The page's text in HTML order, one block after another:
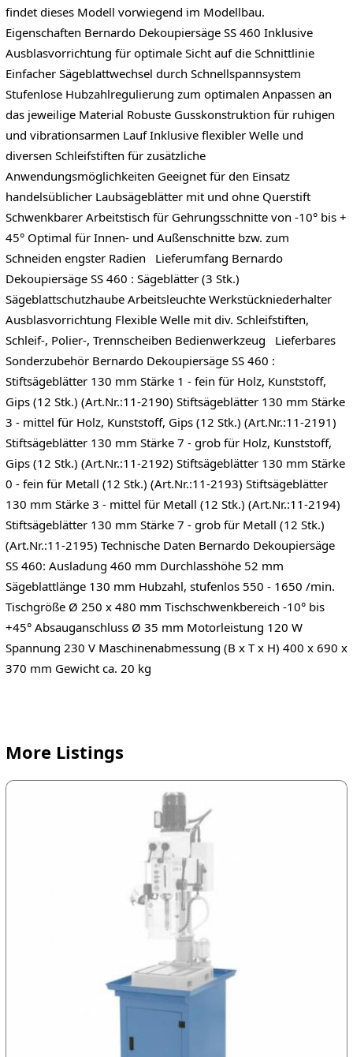
findet dieses Modell vorwiegend im Modellbau.
Eigenschaften Bernardo Dekoupiersäge SS 460 Inklusive
Ausblasvorrichtung für optimale Sicht auf die Schnittlinie
Einfacher Sägeblattwechsel durch Schnellspannsystem
Stufenlose Hubzahlregulierung zum optimalen Anpassen an
das jeweilige Material Robuste Gusskonstruktion für ruhigen
und vibrationsarmen Lauf Inklusive flexibler Welle und
diversen Schleifstiften für zusätzliche
Anwendungsmöglichkeiten Geeignet für den Einsatz
handelsüblicher Laubsägeblätter mit und ohne Querstift
Schwenkbarer Arbeitstisch für Gehrungsschnitte von -10° bis +
45° Optimal für Innen- und Außenschnitte bzw. zum
Schneiden engster Radien Lieferumfang Bernardo
Dekoupiersäge SS 460 : Sägeblätter (3 Stk.)
Sägeblattschutzhaube Arbeitsleuchte Werkstückniederhalter
Ausblasvorrichtung Flexible Welle mit div. Schleifstiften,
Schleif-, Polier-, Trennscheiben Bedienwerkzeug Lieferbares
Sonderzubehör Bernardo Dekoupiersäge SS 460 :
Stiftsägeblätter 130 mm Stärke 1 - fein für Holz, Kunststoff,
Gips (12 Stk.) (Art.Nr.:11-2190) Stiftsägeblätter 130 mm Stärke
3 - mittel für Holz, Kunststoff, Gips (12 Stk.) (Art.Nr.:11-2191)
Stiftsägeblätter 130 mm Stärke 7 - grob für Holz, Kunststoff,
Gips (12 Stk.) (Art.Nr.:11-2192) Stiftsägeblätter 130 mm Stärke
0 - fein für Metall (12 Stk.) (Art.Nr.:11-2193) Stiftsägeblätter
130 mm Stärke 3 - mittel für Metall (12 Stk.) (Art.Nr.:11-2194)
Stiftsägeblätter 130 mm Stärke 7 - grob für Metall (12 Stk.)
(Art.Nr.:11-2195) Technische Daten Bernardo Dekoupiersäge
SS 460: Ausladung 460 mm Durchlasshöhe 52 mm
Sägeblattlänge 130 mm Hubzahl, stufenlos 550 - 1650 /min.
Tischgröße Ø 250 x 480 mm Tischschwenkbereich -10° bis
+45° Absauganschluss Ø 35 mm Motorleistung 120 W
Spannung 230 V Maschinenabmessung (B x T x H) 400 x 690 x
370 mm Gewicht ca. 20 kg
More Listings